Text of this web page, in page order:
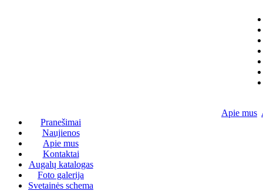
Pranešimai
Naujienos
Apie mus
Kontaktai
Augalų katalogas
Foto galerija
Svetainės schema
Apie mus